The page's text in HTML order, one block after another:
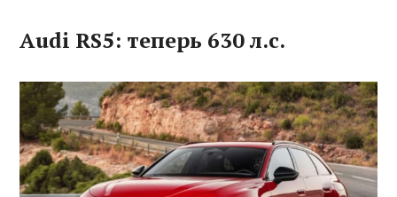
Audi RS5: теперь 630 л.с.